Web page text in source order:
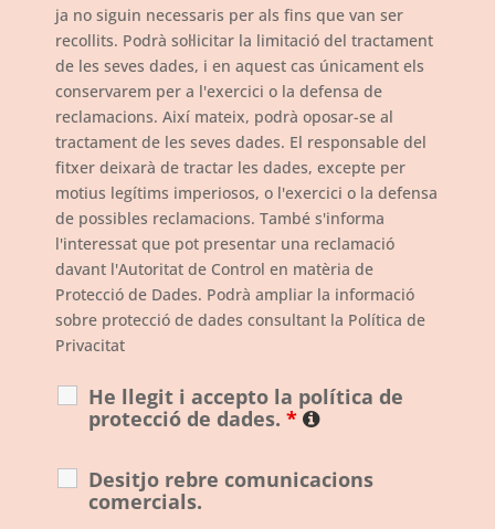
ja no siguin necessaris per als fins que van ser
recollits. Podrà sol·licitar la limitació del tractament
de les seves dades, i en aquest cas únicament els
conservarem per a l'exercici o la defensa de
reclamacions. Així mateix, podrà oposar-se al
tractament de les seves dades. El responsable del
fitxer deixarà de tractar les dades, excepte per
motius legítims imperiosos, o l'exercici o la defensa
de possibles reclamacions. També s'informa
l'interessat que pot presentar una reclamació
davant l'Autoritat de Control en matèria de
Protecció de Dades. Podrà ampliar la informació
sobre protecció de dades consultant la Política de
Privacitat
He llegit i accepto la política de
protecció de dades. *
Desitjo rebre comunicacions
comercials.